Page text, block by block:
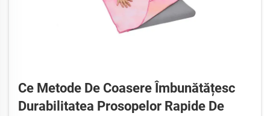
Ce Metode De Coasere Îmbunătățesc
Durabilitatea Prosopelor Rapide De